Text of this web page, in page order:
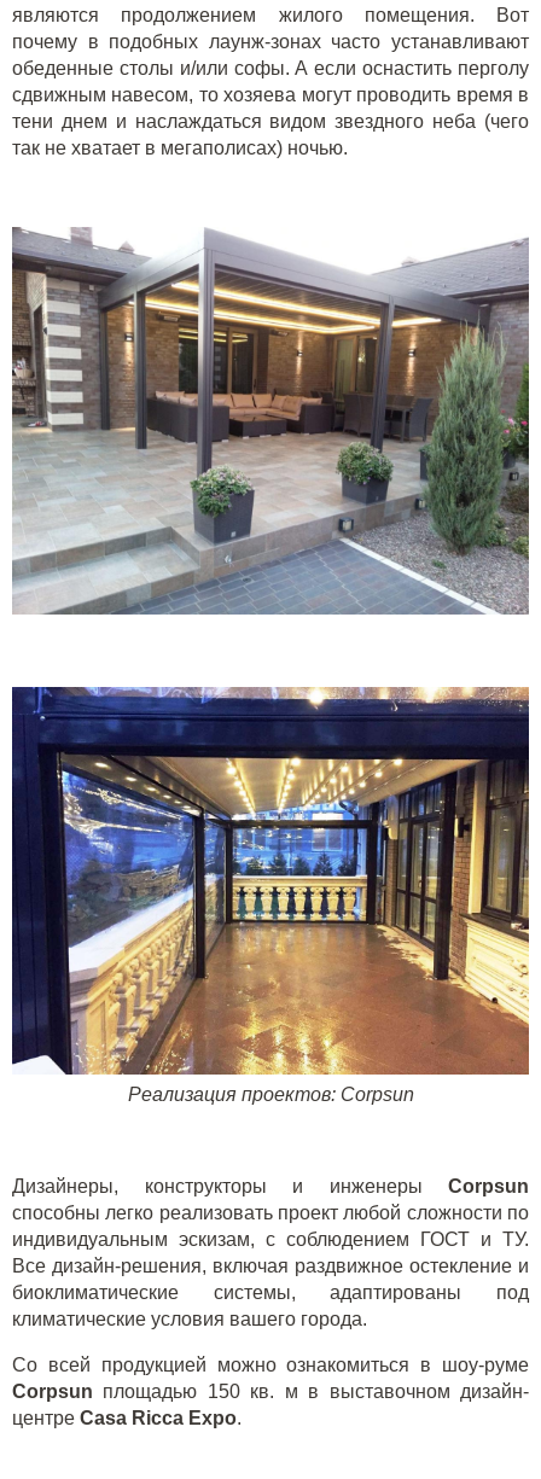
являются продолжением жилого помещения. Вот
почему в подобных лаунж-зонах часто устанавливают
обеденные столы и/или софы. А если оснастить перголу
сдвижным навесом, то хозяева могут проводить время в
тени днем и наслаждаться видом звездного неба (чего
так не хватает в мегаполисах) ночью.
Реализация проектов: Corpsun
Дизайнеры, конструкторы и инженеры Corpsun
способны легко реализовать проект любой сложности по
индивидуальным эскизам, с соблюдением ГОСТ и ТУ.
Все дизайн-решения, включая раздвижное остекление и
биоклиматические системы, адаптированы под
климатические условия вашего города.
Со всей продукцией можно ознакомиться в шоу-руме
Corpsun площадью 150 кв. м в выставочном дизайн-
центре Casa Ricca Expo.